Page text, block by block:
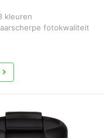
kleuren
fotokwaliteit